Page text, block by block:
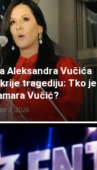
Aleksandra Vučića
tragediju: Tko je
Vučić?
7, 2026